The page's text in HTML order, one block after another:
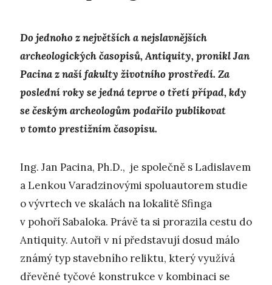
Do jednoho z největších a nejslavnějších
archeologických časopisů, Antiquity, pronikl Jan
Pacina z naší fakulty životního prostředí. Za
poslední roky se jedná teprve o třetí případ, kdy
se českým archeologům podařilo publikovat
v tomto prestižním časopisu.
Ing. Jan Pacina, Ph.D., je společně s Ladislavem
a Lenkou Varadzinovými spoluautorem studie
o vývrtech ve skalách na lokalitě Sfinga
v pohoří Sabaloka. Právě ta si prorazila cestu do
Antiquity. Autoři v ní představují dosud málo
známý typ stavebního reliktu, který využívá
dřevěné tyčové konstrukce v kombinaci se